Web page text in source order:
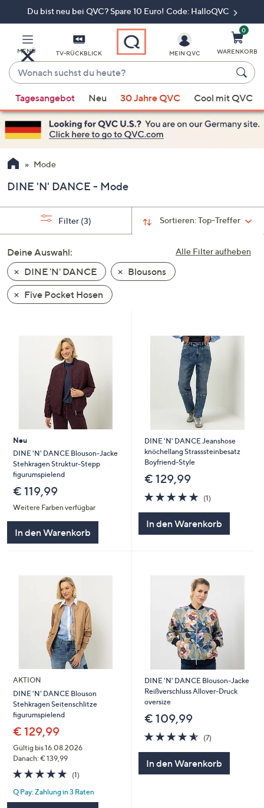
Du bist neu bei QVC? Spare 10 Euro! Code: HalloQVC
MENÜ TV-RÜCKBLICK
Wonach
suchst
du
heute?
Vorschläge
verfügbar
sind,
verwenden
Sie
Pfeiltasten
nach
und
nach
unten
oder
wischen
Sie
diese
anzuzeigen.
MEIN QVC
0
WARENKORB
Tagesangebot Neu 30 Jahre QVC Cool mit QVC
Mode
DINE 'N' DANCE - Mode
Sortieren:Top-Treffer
Filter (3)
Alle Filter aufheben
Deine Auswahl:
DINE 'N' DANCE
Blousons
Five Pocket Hosen
Neu
DINE 'N' DANCE Blouson-Jacke
Stehkragen Struktur-Stepp
figurumspielend
€ 119,99
Weitere Farben verfügbar
In den Warenkorb
DINE 'N' DANCE Jeanshose
knöchellang Strasssteinbesatz
Boyfriend-Style
€ 129,99
5.0
von
(1)1
In den Warenkorb
AKTION
DINE 'N' DANCE Blouson
Stehkragen Seitenschlitze
figurumspielend
€ 129,99
Gültig bis 16.08.2026
Danach: € 139,99
5.0
von
5
(1)1
Q Pay: Zahlung in 3 Raten
DINE 'N' DANCE Blouson-Jacke
Reißverschluss Allover-Druck
oversize
€ 109,99
4.6
von
(7)7
In den Warenkorb